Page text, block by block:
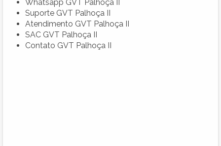
Whatsapp GVT Palhoça II
Suporte GVT Palhoça II
Atendimento GVT Palhoça II
SAC GVT Palhoça II
Contato GVT Palhoça II